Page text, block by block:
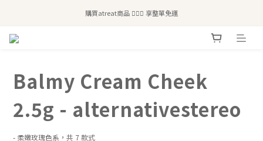
全站滿$2,500免運｜6/30前 含新品滿$1,300超取免運
購買atreat商品 💆🏻‍♀️ 享整單免運
Balmy Cream Cheek
2.5g - alternativestereo
- 柔嫩玫瑰色系，共 7 款式